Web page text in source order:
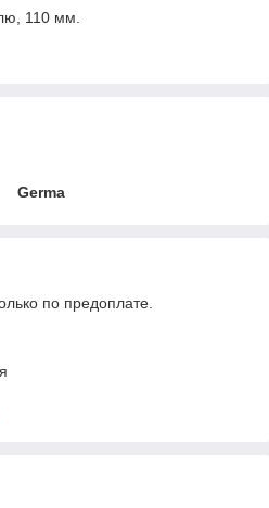
110 мм.
Germa
по предоплате.